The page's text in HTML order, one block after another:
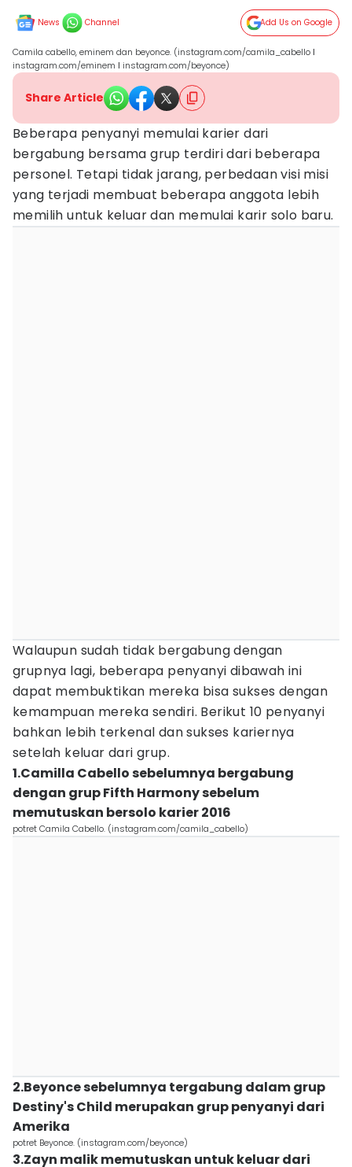
News Channel Add Us on Google
Camila cabello, eminem dan beyonce. (instagram.com/camila_cabello ǀ
instagram.com/eminem ǀ instagram.com/beyonce)
Share Article
Beberapa penyanyi memulai karier dari
bergabung bersama grup terdiri dari beberapa
personel. Tetapi tidak jarang, perbedaan visi misi
yang terjadi membuat beberapa anggota lebih
memilih untuk keluar dan memulai karir solo baru.
Walaupun sudah tidak bergabung dengan
grupnya lagi, beberapa penyanyi dibawah ini
dapat membuktikan mereka bisa sukses dengan
kemampuan mereka sendiri. Berikut 10 penyanyi
bahkan lebih terkenal dan sukses kariernya
setelah keluar dari grup.
1.Camilla Cabello sebelumnya bergabung
dengan grup Fifth Harmony sebelum
memutuskan bersolo karier 2016
potret Camila Cabello. (instagram.com/camila_cabello)
2.Beyonce sebelumnya tergabung dalam grup
Destiny's Child merupakan grup penyanyi dari
Amerika
potret Beyonce. (instagram.com/beyonce)
3.Zayn malik memutuskan untuk keluar dari